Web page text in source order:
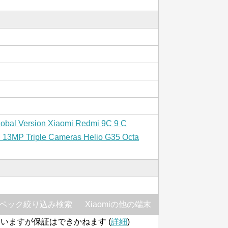
Version Xiaomi Redmi 9C 9 C
Triple Cameras Helio G35 Octa
Xiaomiの他の端末
ック絞り込み検索
ますが保証はできかねます (詳細)